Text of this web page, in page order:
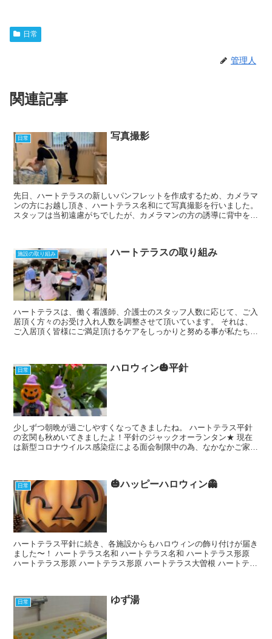
日常
管理人
関連記事
日常 写真撮影
先日、ハートテラスの新しいパンフレットを作成するため、カメラマ
ンの方にお越し頂き、ハートテラス名和にて写真撮影を行いました。
スタッフは当初遠慮がちでしたが、カメラマンの方の誘導に背中を押
施設の取り組み ハートテラスの取り組み
ハートテラスは、働く看護師、介護士のスタッフ人数に応じて、ご入
居頂く方々のお受け入れ人数を調整させて頂いています。 それは、
ご入居頂く皆様にご満足頂けるケアをしっかりと努める事が私たちの
日常 ハロウィン🎃平針
少しずつ朝晩が過ごしやすくなってきましたね。 ハートテラス平針
の玄関も秋めいてきましたよ！平針のジャックオーランタン★ 現在
は新型コロナウイルス感染症による面会制限中の為、なかなかご家族
日常 🎃ハッピーハロウィン👻
ハートテラス平針に続き、各施設からもハロウィンの飾り付けが届き
ました〜！ ハートテラス名和 ハートテラス名和 ハートテラス形原
ハートテラス形原 ハートテラス形原 ハートテラス大曽根 ハートテラ
日常 ゆず湯